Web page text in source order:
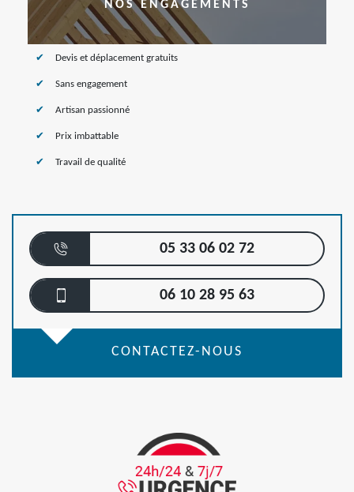
NOS ENGAGEMENTS
Devis et déplacement gratuits
Sans engagement
Artisan passionné
Prix imbattable
Travail de qualité
05 33 06 02 72
06 10 28 95 63
CONTACTEZ-NOUS